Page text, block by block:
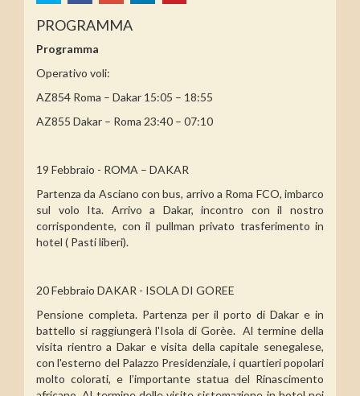
PROGRAMMA
Programma
Operativo voli:
AZ854 Roma – Dakar 15:05 – 18:55
AZ855 Dakar – Roma 23:40 – 07:10
19 Febbraio - ROMA – DAKAR
Partenza da Asciano con bus, arrivo a Roma FCO, imbarco
sul volo Ita. Arrivo a Dakar, incontro con il nostro
corrispondente, con il pullman privato trasferimento in
hotel ( Pasti liberi).
20 Febbraio DAKAR - ISOLA DI GOREE
Pensione completa. Partenza per il porto di Dakar e in
battello si raggiungerà l'Isola di Gorèe. Al termine della
visita rientro a Dakar e visita della capitale senegalese,
con l'esterno del Palazzo Presidenziale, i quartieri popolari
molto colorati, e l’importante statua del Rinascimento